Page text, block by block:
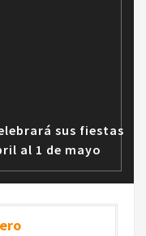
sus fiestas
al 1 de mayo